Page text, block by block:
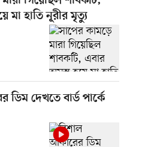
মা হাতি নূরীর মৃত্যু
ডিম দেখতে বার্ড পার্কে